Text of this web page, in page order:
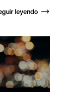
leyendo